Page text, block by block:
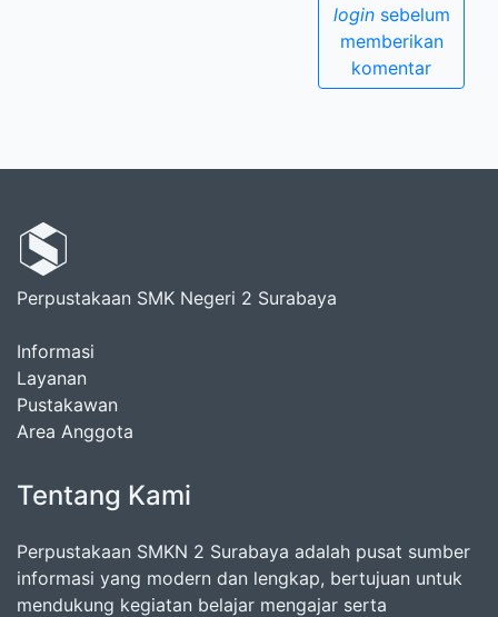
loginsebelum
memberikan
komentar
Perpustakaan SMK Negeri 2 Surabaya
Informasi
Layanan
Pustakawan
Area Anggota
Tentang Kami
Perpustakaan SMKN 2 Surabaya adalah pusat sumber
informasi yang modern dan lengkap, bertujuan untuk
mendukung kegiatan belajar mengajar serta